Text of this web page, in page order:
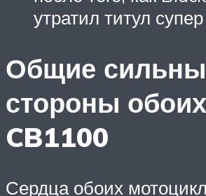
утратил титул
Общие
стороны
CB1100
Сердца обоих